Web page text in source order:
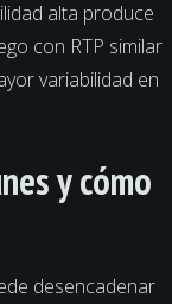
alta produce
con RTP similar
variabilidad en
y cómo
desencadenar